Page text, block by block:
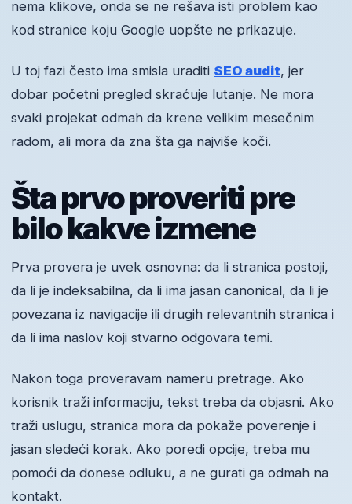
nema klikove, onda se ne rešava isti problem kao
kod stranice koju Google uopšte ne prikazuje.
U toj fazi često ima smisla uraditi SEO audit, jer
dobar početni pregled skraćuje lutanje. Ne mora
svaki projekat odmah da krene velikim mesečnim
radom, ali mora da zna šta ga najviše koči.
Šta prvo proveriti pre
bilo kakve izmene
Prva provera je uvek osnovna: da li stranica postoji,
da li je indeksabilna, da li ima jasan canonical, da li je
povezana iz navigacije ili drugih relevantnih stranica i
da li ima naslov koji stvarno odgovara temi.
Nakon toga proveravam nameru pretrage. Ako
korisnik traži informaciju, tekst treba da objasni. Ako
traži uslugu, stranica mora da pokaže poverenje i
jasan sledeći korak. Ako poredi opcije, treba mu
pomoći da donese odluku, a ne gurati ga odmah na
kontakt.